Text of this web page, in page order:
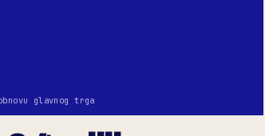
glavnog trga